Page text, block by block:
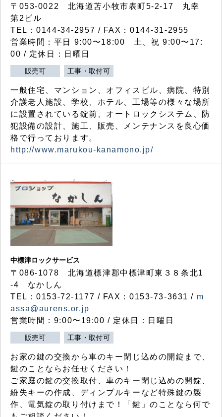
〒053-0022 北海道苫小牧市表町5-2-17 丸幸
第2ビル
TEL：0144-34-2957 / FAX：0144-31-2955
営業時間：平日 9:00〜18:00 土、祝 9:00〜17:
00 / 定休日：日曜日
販売可 工事・取付可
一般住宅、マンション、オフィスビル、病院、特別
介護老人施設、学校、ホテル、工場等の様々な場所
に設置されている錠前、オートロックシステム、防
犯設備の設計、施工、販売、メンテナンスを良心価
格で行っております。
http://www.marukou-kanamono.jp/
中標津ロックサービス
〒086-1078 北海道標津郡中標津町東３８条北1
-4 なかしん
TEL：0153-72-1177 / FAX：0153-73-3631 / m
assa@aurens.or.jp
営業時間：9:00〜19:00 / 定休日：日曜日
販売可 工事・取付可
お家の鍵の交換から車のキー閉じ込めの開錠まで、
鍵のことならお任せください！
ご家庭の鍵の交換取付、車のキー閉じ込めの開錠、
紛失キーの作成、ディンプルキーなど特殊鍵の製
作、電気錠の取り付けまで！「鍵」のことなら何で